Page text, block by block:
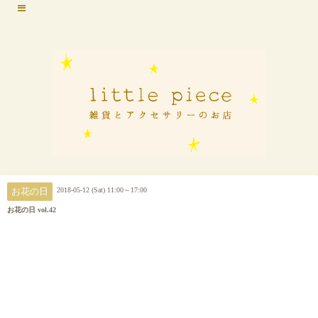
お花の日 2018-05-12 (Sat) 11:00～17:00
お花の日 vol.42